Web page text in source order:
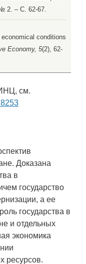
2. – С. 62-67.
conditions
Economy, 5(2), 62-
см.
Доказана
в
государство
а ее
государства в
и отдельных
экономика
ресурсов.